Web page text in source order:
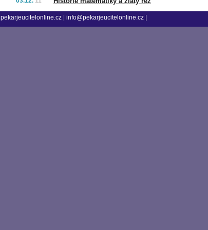
pekarjeucitelonline.cz info@pekarjeucitelonline.cz